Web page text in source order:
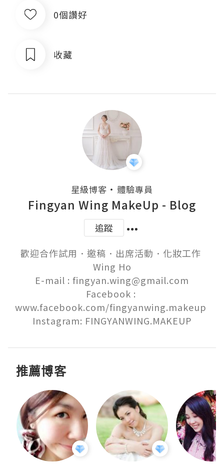
0個讚好
收藏
星級博客 ・ 體驗專員
Fingyan Wing MakeUp - Blog
追蹤
歡迎合作試用．邀稿．出席活動．化妝工作
Wing Ho
E-mail : fingyan.wing@gmail.com
Facebook :
www.facebook.com/fingyanwing.makeup
Instagram: FINGYANWING.MAKEUP
推薦博客